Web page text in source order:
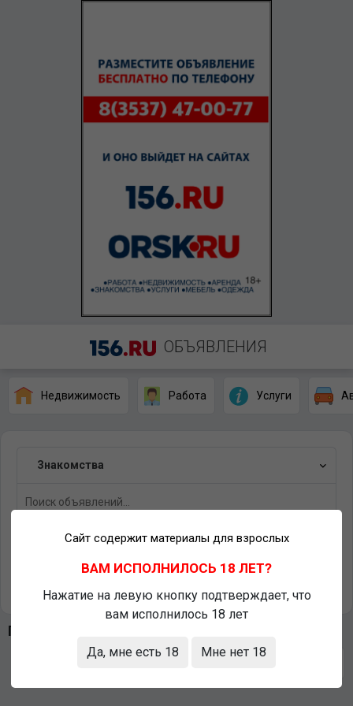
ОБЪЯВЛЕНИЯ
Недвижимость Работа Услуги
Знакомства
Соль-Илецк
Последние объявления
Сайт содержит материалы для взрослых
ВАМ ИСПОЛНИЛОСЬ 18 ЛЕТ?
Нажатие на левую кнопку подтверждает, что
вам исполнилось 18 лет
Да, мне есть 18 Мне нет 18